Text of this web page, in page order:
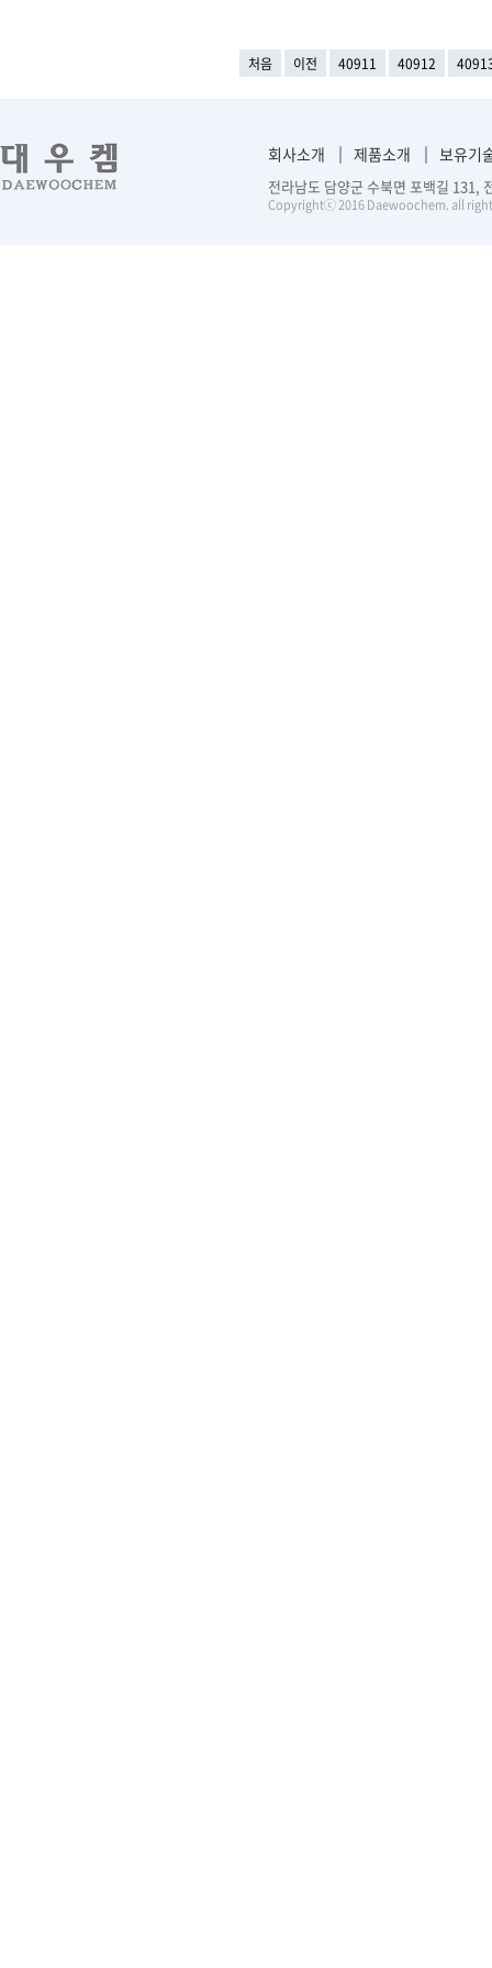
처음 이전 40911 40912
회사소개 제품소개 보유기
전라남도 담양군 수북면 포백길
Copyrightⓒ 2016 Daewoochem. all